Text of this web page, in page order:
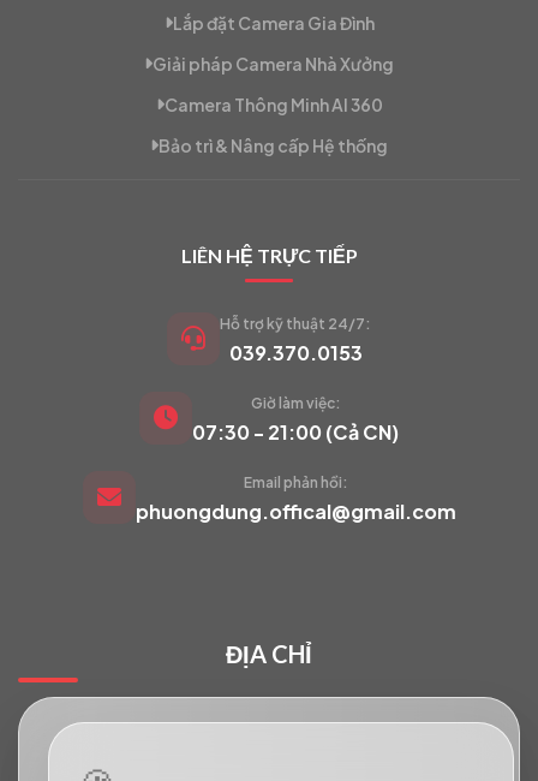
VIETCAM.VN
Đang trực tuyến
Lắp đặt Camera Gia Đình
Giải pháp Camera Nhà Xưởng
Camera Thông Minh AI 360
Bảo trì & Nâng cấp Hệ thống
LIÊN HỆ TRỰC TIẾP
Hỗ trợ kỹ thuật 24/7:
039.370.0153
Giờ làm việc:
07:30 - 21:00 (Cả CN)
Email phản hồi:
phuongdung.offical@gmail.com
ĐỊA CHỈ